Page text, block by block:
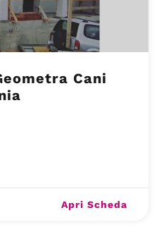
Cani
Apri Scheda